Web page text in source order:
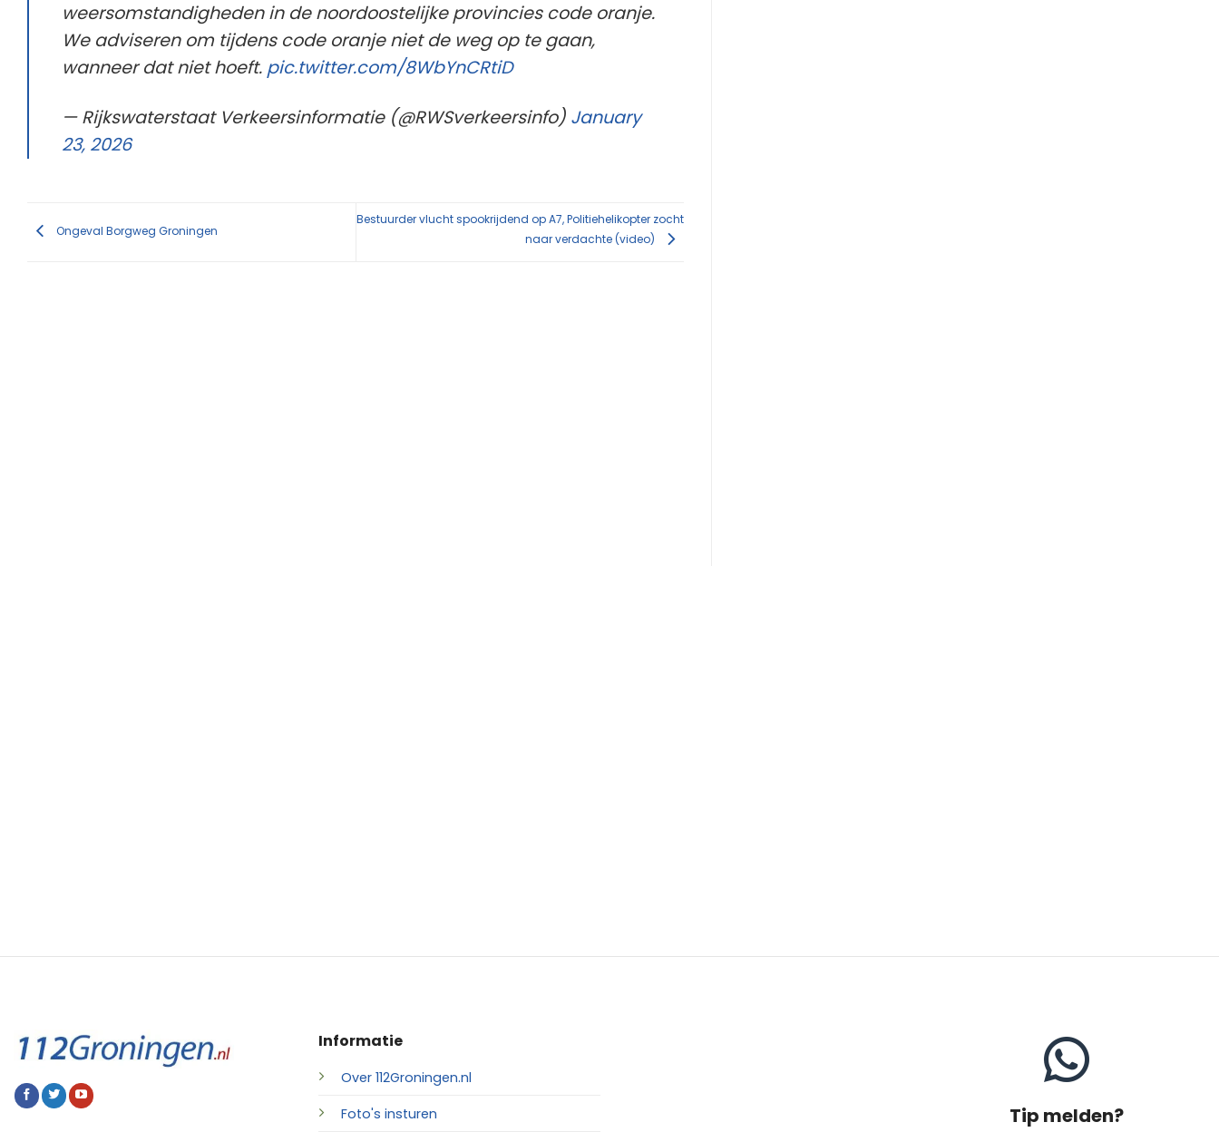
weersomstandigheden in de noordoostelijke provincies code oranje.
We adviseren om tijdens code oranje niet de weg op te gaan,
wanneer dat niet hoeft. pic.twitter.com/8WbYnCRtiD
— Rijkswaterstaat Verkeersinformatie (@RWSverkeersinfo) January
23, 2026
Ongeval Borgweg Groningen
Bestuurder vlucht spookrijdend op A7, Politiehelikopter zocht
naar verdachte (video)
Informatie
Over 112Groningen.nl
Foto's insturen
Tip melden?